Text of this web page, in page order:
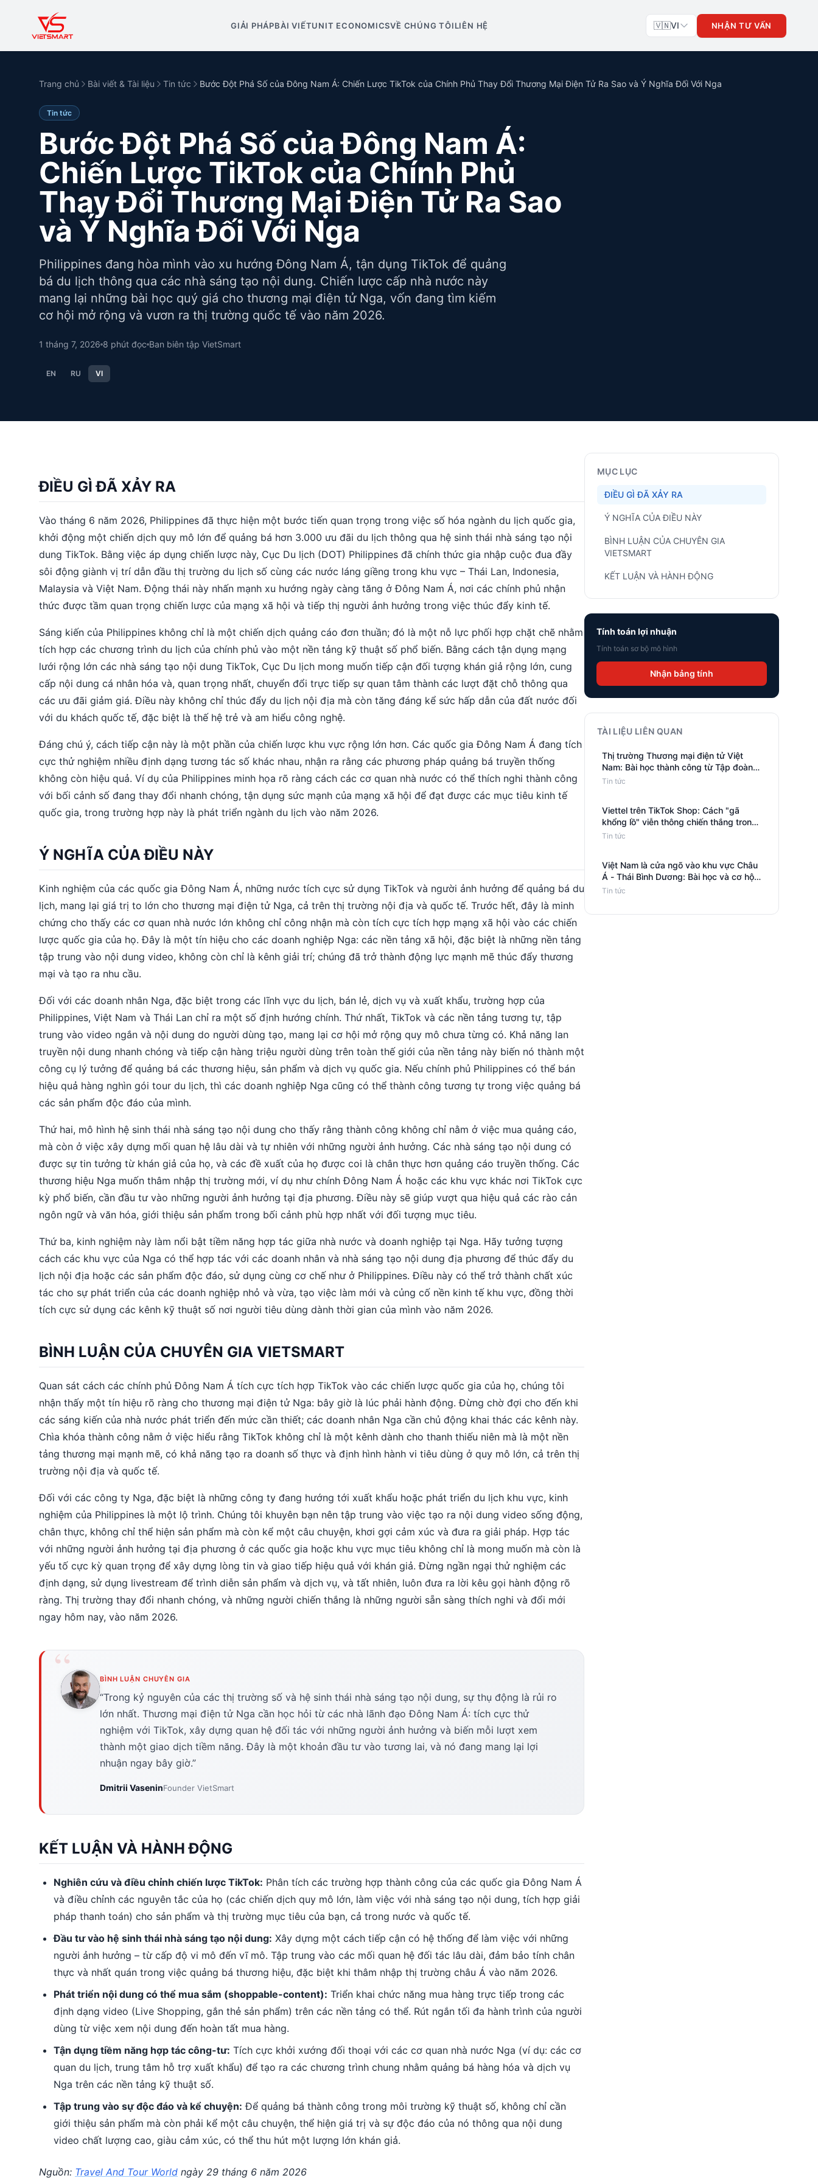
GIẢI PHÁPBÀI VIẾTUNIT ECONOMICSVỀ CHÚNG TÔILIÊN HỆ 🇻🇳VI NHẬN TƯ VẤN
Trang chủ Bài viết & Tài liệu Tin tức Bước Đột Phá Số của Đông Nam Á: Chiến Lược TikTok của Chính Phủ Thay Đổi Thương Mại Điện Tử Ra Sao và Ý Nghĩa Đối Với Nga
Tin tức
Bước Đột Phá Số của Đông Nam Á:
Chiến Lược TikTok của Chính Phủ
Thay Đổi Thương Mại Điện Tử Ra Sao
và Ý Nghĩa Đối Với Nga
Philippines đang hòa mình vào xu hướng Đông Nam Á, tận dụng TikTok để quảng
bá du lịch thông qua các nhà sáng tạo nội dung. Chiến lược cấp nhà nước này
mang lại những bài học quý giá cho thương mại điện tử Nga, vốn đang tìm kiếm
cơ hội mở rộng và vươn ra thị trường quốc tế vào năm 2026.
1 tháng 7, 2026 8 phút đọc Ban biên tập VietSmart
EN RU VI
ĐIỀU GÌ ĐÃ XẢY RA
Vào tháng 6 năm 2026, Philippines đã thực hiện một bước tiến quan trọng trong việc số hóa ngành du lịch quốc gia,
khởi động một chiến dịch quy mô lớn để quảng bá hơn 3.000 ưu đãi du lịch thông qua hệ sinh thái nhà sáng tạo nội
dung TikTok. Bằng việc áp dụng chiến lược này, Cục Du lịch (DOT) Philippines đã chính thức gia nhập cuộc đua đầy
sôi động giành vị trí dẫn đầu thị trường du lịch số cùng các nước láng giềng trong khu vực – Thái Lan, Indonesia,
Malaysia và Việt Nam. Động thái này nhấn mạnh xu hướng ngày càng tăng ở Đông Nam Á, nơi các chính phủ nhận
thức được tầm quan trọng chiến lược của mạng xã hội và tiếp thị người ảnh hưởng trong việc thúc đẩy kinh tế.
Sáng kiến của Philippines không chỉ là một chiến dịch quảng cáo đơn thuần; đó là một nỗ lực phối hợp chặt chẽ nhằm
tích hợp các chương trình du lịch của chính phủ vào một nền tảng kỹ thuật số phổ biến. Bằng cách tận dụng mạng
lưới rộng lớn các nhà sáng tạo nội dung TikTok, Cục Du lịch mong muốn tiếp cận đối tượng khán giả rộng lớn, cung
cấp nội dung cá nhân hóa và, quan trọng nhất, chuyển đổi trực tiếp sự quan tâm thành các lượt đặt chỗ thông qua
các ưu đãi giảm giá. Điều này không chỉ thúc đẩy du lịch nội địa mà còn tăng đáng kể sức hấp dẫn của đất nước đối
với du khách quốc tế, đặc biệt là thế hệ trẻ và am hiểu công nghệ.
Đáng chú ý, cách tiếp cận này là một phần của chiến lược khu vực rộng lớn hơn. Các quốc gia Đông Nam Á đang tích
cực thử nghiệm nhiều định dạng tương tác số khác nhau, nhận ra rằng các phương pháp quảng bá truyền thống
không còn hiệu quả. Ví dụ của Philippines minh họa rõ ràng cách các cơ quan nhà nước có thể thích nghi thành công
với bối cảnh số đang thay đổi nhanh chóng, tận dụng sức mạnh của mạng xã hội để đạt được các mục tiêu kinh tế
quốc gia, trong trường hợp này là phát triển ngành du lịch vào năm 2026.
Ý NGHĨA CỦA ĐIỀU NÀY
Kinh nghiệm của các quốc gia Đông Nam Á, những nước tích cực sử dụng TikTok và người ảnh hưởng để quảng bá du
lịch, mang lại giá trị to lớn cho thương mại điện tử Nga, cả trên thị trường nội địa và quốc tế. Trước hết, đây là minh
chứng cho thấy các cơ quan nhà nước lớn không chỉ công nhận mà còn tích cực tích hợp mạng xã hội vào các chiến
lược quốc gia của họ. Đây là một tín hiệu cho các doanh nghiệp Nga: các nền tảng xã hội, đặc biệt là những nền tảng
tập trung vào nội dung video, không còn chỉ là kênh giải trí; chúng đã trở thành động lực mạnh mẽ thúc đẩy thương
mại và tạo ra nhu cầu.
Đối với các doanh nhân Nga, đặc biệt trong các lĩnh vực du lịch, bán lẻ, dịch vụ và xuất khẩu, trường hợp của
Philippines, Việt Nam và Thái Lan chỉ ra một số định hướng chính. Thứ nhất, TikTok và các nền tảng tương tự, tập
trung vào video ngắn và nội dung do người dùng tạo, mang lại cơ hội mở rộng quy mô chưa từng có. Khả năng lan
truyền nội dung nhanh chóng và tiếp cận hàng triệu người dùng trên toàn thế giới của nền tảng này biến nó thành một
công cụ lý tưởng để quảng bá các thương hiệu, sản phẩm và dịch vụ quốc gia. Nếu chính phủ Philippines có thể bán
hiệu quả hàng nghìn gói tour du lịch, thì các doanh nghiệp Nga cũng có thể thành công tương tự trong việc quảng bá
các sản phẩm độc đáo của mình.
Thứ hai, mô hình hệ sinh thái nhà sáng tạo nội dung cho thấy rằng thành công không chỉ nằm ở việc mua quảng cáo,
mà còn ở việc xây dựng mối quan hệ lâu dài và tự nhiên với những người ảnh hưởng. Các nhà sáng tạo nội dung có
được sự tin tưởng từ khán giả của họ, và các đề xuất của họ được coi là chân thực hơn quảng cáo truyền thống. Các
thương hiệu Nga muốn thâm nhập thị trường mới, ví dụ như chính Đông Nam Á hoặc các khu vực khác nơi TikTok cực
kỳ phổ biến, cần đầu tư vào những người ảnh hưởng tại địa phương. Điều này sẽ giúp vượt qua hiệu quả các rào cản
ngôn ngữ và văn hóa, giới thiệu sản phẩm trong bối cảnh phù hợp nhất với đối tượng mục tiêu.
Thứ ba, kinh nghiệm này làm nổi bật tiềm năng hợp tác giữa nhà nước và doanh nghiệp tại Nga. Hãy tưởng tượng
cách các khu vực của Nga có thể hợp tác với các doanh nhân và nhà sáng tạo nội dung địa phương để thúc đẩy du
lịch nội địa hoặc các sản phẩm độc đáo, sử dụng cùng cơ chế như ở Philippines. Điều này có thể trở thành chất xúc
tác cho sự phát triển của các doanh nghiệp nhỏ và vừa, tạo việc làm mới và củng cố nền kinh tế khu vực, đồng thời
tích cực sử dụng các kênh kỹ thuật số nơi người tiêu dùng dành thời gian của mình vào năm 2026.
BÌNH LUẬN CỦA CHUYÊN GIA VIETSMART
Quan sát cách các chính phủ Đông Nam Á tích cực tích hợp TikTok vào các chiến lược quốc gia của họ, chúng tôi
nhận thấy một tín hiệu rõ ràng cho thương mại điện tử Nga: bây giờ là lúc phải hành động. Đừng chờ đợi cho đến khi
các sáng kiến của nhà nước phát triển đến mức cần thiết; các doanh nhân Nga cần chủ động khai thác các kênh này.
Chìa khóa thành công nằm ở việc hiểu rằng TikTok không chỉ là một kênh dành cho thanh thiếu niên mà là một nền
tảng thương mại mạnh mẽ, có khả năng tạo ra doanh số thực và định hình hành vi tiêu dùng ở quy mô lớn, cả trên thị
trường nội địa và quốc tế.
Đối với các công ty Nga, đặc biệt là những công ty đang hướng tới xuất khẩu hoặc phát triển du lịch khu vực, kinh
nghiệm của Philippines là một lộ trình. Chúng tôi khuyên bạn nên tập trung vào việc tạo ra nội dung video sống động,
chân thực, không chỉ thể hiện sản phẩm mà còn kể một câu chuyện, khơi gợi cảm xúc và đưa ra giải pháp. Hợp tác
với những người ảnh hưởng tại địa phương ở các quốc gia hoặc khu vực mục tiêu không chỉ là mong muốn mà còn là
yếu tố cực kỳ quan trọng để xây dựng lòng tin và giao tiếp hiệu quả với khán giả. Đừng ngần ngại thử nghiệm các
định dạng, sử dụng livestream để trình diễn sản phẩm và dịch vụ, và tất nhiên, luôn đưa ra lời kêu gọi hành động rõ
ràng. Thị trường thay đổi nhanh chóng, và những người chiến thắng là những người sẵn sàng thích nghi và đổi mới
ngay hôm nay, vào năm 2026.
BÌNH LUẬN CHUYÊN GIA
“Trong kỷ nguyên của các thị trường số và hệ sinh thái nhà sáng tạo nội dung, sự thụ động là rủi ro
lớn nhất. Thương mại điện tử Nga cần học hỏi từ các nhà lãnh đạo Đông Nam Á: tích cực thử
nghiệm với TikTok, xây dựng quan hệ đối tác với những người ảnh hưởng và biến mỗi lượt xem
thành một giao dịch tiềm năng. Đây là một khoản đầu tư vào tương lai, và nó đang mang lại lợi
nhuận ngay bây giờ.”
Dmitrii VaseninFounder VietSmart
KẾT LUẬN VÀ HÀNH ĐỘNG
Nghiên cứu và điều chỉnh chiến lược TikTok: Phân tích các trường hợp thành công của các quốc gia Đông Nam Á
và điều chỉnh các nguyên tắc của họ (các chiến dịch quy mô lớn, làm việc với nhà sáng tạo nội dung, tích hợp giải
pháp thanh toán) cho sản phẩm và thị trường mục tiêu của bạn, cả trong nước và quốc tế.
Đầu tư vào hệ sinh thái nhà sáng tạo nội dung: Xây dựng một cách tiếp cận có hệ thống để làm việc với những
người ảnh hưởng – từ cấp độ vi mô đến vĩ mô. Tập trung vào các mối quan hệ đối tác lâu dài, đảm bảo tính chân
thực và nhất quán trong việc quảng bá thương hiệu, đặc biệt khi thâm nhập thị trường châu Á vào năm 2026.
Phát triển nội dung có thể mua sắm (shoppable-content): Triển khai chức năng mua hàng trực tiếp trong các
định dạng video (Live Shopping, gắn thẻ sản phẩm) trên các nền tảng có thể. Rút ngắn tối đa hành trình của người
dùng từ việc xem nội dung đến hoàn tất mua hàng.
Tận dụng tiềm năng hợp tác công-tư: Tích cực khởi xướng đối thoại với các cơ quan nhà nước Nga (ví dụ: các cơ
quan du lịch, trung tâm hỗ trợ xuất khẩu) để tạo ra các chương trình chung nhằm quảng bá hàng hóa và dịch vụ
Nga trên các nền tảng kỹ thuật số.
Tập trung vào sự độc đáo và kể chuyện: Để quảng bá thành công trong môi trường kỹ thuật số, không chỉ cần
giới thiệu sản phẩm mà còn phải kể một câu chuyện, thể hiện giá trị và sự độc đáo của nó thông qua nội dung
video chất lượng cao, giàu cảm xúc, có thể thu hút một lượng lớn khán giả.
Nguồn: Travel And Tour World ngày 29 tháng 6 năm 2026
MỤC LỤC
ĐIỀU GÌ ĐÃ XẢY RA
Ý NGHĨA CỦA ĐIỀU NÀY
BÌNH LUẬN CỦA CHUYÊN GIA
VIETSMART
KẾT LUẬN VÀ HÀNH ĐỘNG
Tính toán lợi nhuận
Tính toán sơ bộ mô hình
Nhận bảng tính
TÀI LIỆU LIÊN QUAN
Thị trường Thương mại điện tử Việt
Nam: Bài học thành công từ Tập đoàn
HUFS GTEP của Hàn Quốc cho các
Tin tức
Viettel trên TikTok Shop: Cách "gã
khổng lồ" viễn thông chiến thắng trong
thương mại video và những bài học cho
Tin tức
Việt Nam là cửa ngõ vào khu vực Châu
Á - Thái Bình Dương: Bài học và cơ hội
cho doanh nghiệp thương mại điện tử
Tin tức